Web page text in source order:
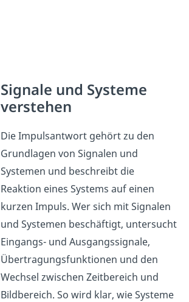
Signale und Systeme
verstehen
Die Impulsantwort gehört zu den
Grundlagen von Signalen und
Systemen und beschreibt die
Reaktion eines Systems auf einen
kurzen Impuls. Wer sich mit Signalen
und Systemen beschäftigt, untersucht
Eingangs- und Ausgangssignale,
Übertragungsfunktionen und den
Wechsel zwischen Zeitbereich und
Bildbereich. So wird klar, wie Systeme